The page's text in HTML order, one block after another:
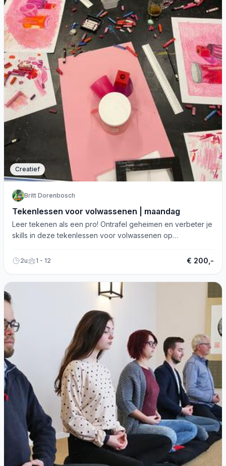
Creatief
Britt Dorenbosch
Tekenlessen voor volwassenen | maandag
Leer tekenen als een pro! Ontrafel geheimen en verbeter je
skills in deze tekenlessen voor volwassenen op
2u 1 - 12 € 200,-